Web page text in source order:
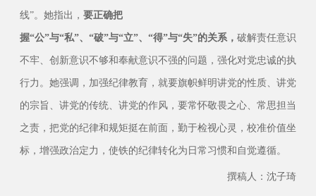
线”。她指出， 要正确把
握“公”与“私”、“破”与“立”、“得”与“失”的关系， 破解责任意识
不牢、创新意识不够和奉献意识不强的问题，强化对党忠诚的执
行力。她强调，加强纪律教育，就要旗帜鲜明讲党的性质、讲党
的宗旨、讲党的传统、讲党的作风，要常怀敬畏之心、常思担当
之责，把党的纪律和规矩挺在前面，勤于检视心灵，校准价值坐
标，增强政治定力，使铁的纪律转化为日常习惯和自觉遵循。
撰稿人：沈子琦